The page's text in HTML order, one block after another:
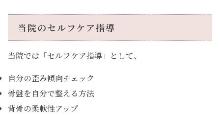
当院のセルフケア指導
当院では「セルフケア指導」として、
自分の歪み傾向チェック
骨盤を自分で整える方法
背骨の柔軟性アップ